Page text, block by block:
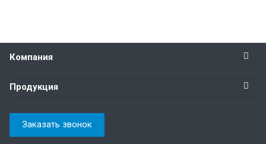
Компания
Продукция
Заказать звонок